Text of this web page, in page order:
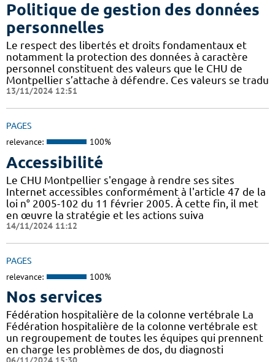
Politique de gestion des données
personnelles
Le respect des libertés et droits fondamentaux et
notamment la protection des données à caractère
personnel constituent des valeurs que le CHU de
Montpellier s’attache à défendre. Ces valeurs se tradu
13/11/2024 12:51
PAGES
relevance: 100%
Accessibilité
Le CHU Montpellier s'engage à rendre ses sites
Internet accessibles conformément à l'article 47 de la
loi n° 2005-102 du 11 février 2005. À cette fin, il met
en œuvre la stratégie et les actions suiva
14/11/2024 11:12
PAGES
relevance: 100%
Nos services
Fédération hospitalière de la colonne vertébrale La
Fédération hospitalière de la colonne vertébrale est
un regroupement de toutes les équipes qui prennent
en charge les problèmes de dos, du diagnosti